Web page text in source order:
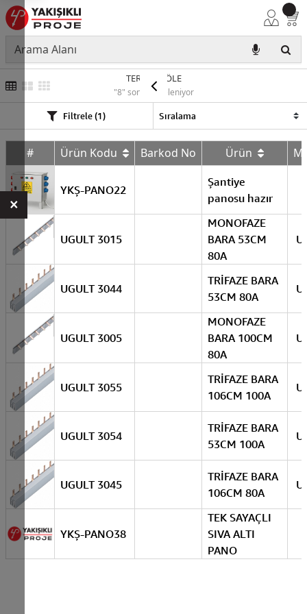
TERMİK RÖLE
"8" sonuç listeleniyor
Filtrele (1)
# Ürün Kodu Barkod No Ürün
YKŞ-PANO22
Şantiye
panosu hazır
UGULT 3015
MONOFAZE
BARA 53CM
80A
UGULT 3044
TRİFAZE BARA
53CM 80A
UGULT 3005
MONOFAZE
BARA 100CM
80A
UGULT 3055
TRİFAZE BARA
106CM 100A
UGULT 3054
TRİFAZE BARA
53CM 100A
UGULT 3045
TRİFAZE BARA
106CM 80A
YKŞ-PANO38
TEK SAYAÇLI
SIVA ALTI
PANO
×